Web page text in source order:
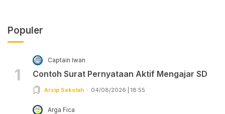
Populer
1
Captain Iwan
Contoh Surat Pernyataan Aktif Mengajar SD
Arsip Sekolah 04/08/2026 | 18:55
Arga Fica